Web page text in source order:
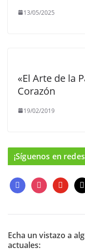
13/05/2025
«El Arte de la
Corazón
19/02/2019
¡Síguenos en
f
a
e
o
o
i
n
t
g
r
y
o
t
b
m
a
l
Echa un vistazo a
actuales: